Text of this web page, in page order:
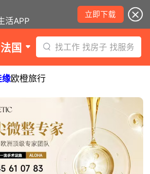
活APP
立即下载
法国 找工作 找房子 找服务
缘欧橙旅行